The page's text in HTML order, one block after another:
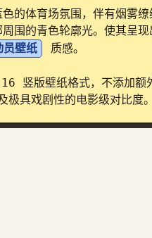
的体育场氛围，伴有烟雾
围的青色轮廓光。使其呈
壁纸
质感。
竖版壁纸格式，不添加额
具戏剧性的电影级对比度。